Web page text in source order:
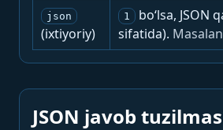
json
(ixtiyoriy)
1
bo‘lsa, JSON
sifatida).
JSON javob